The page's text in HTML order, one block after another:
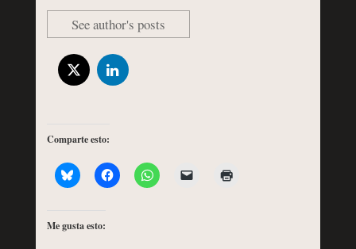
See author's posts
Comparte esto:
Me gusta esto: